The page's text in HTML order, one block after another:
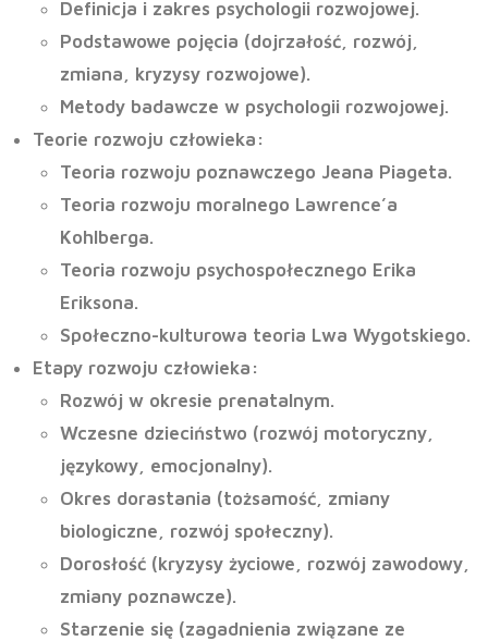
Definicja i zakres psychologii rozwojowej.
Podstawowe pojęcia (dojrzałość, rozwój,
zmiana, kryzysy rozwojowe).
Metody badawcze w psychologii rozwojowej.
Teorie rozwoju człowieka :
Teoria rozwoju poznawczego Jeana Piageta.
Teoria rozwoju moralnego Lawrence’a
Kohlberga.
Teoria rozwoju psychospołecznego Erika
Eriksona.
Społeczno-kulturowa teoria Lwa Wygotskiego.
Etapy rozwoju człowieka :
Rozwój w okresie prenatalnym.
Wczesne dzieciństwo (rozwój motoryczny,
językowy, emocjonalny).
Okres dorastania (tożsamość, zmiany
biologiczne, rozwój społeczny).
Dorosłość (kryzysy życiowe, rozwój zawodowy,
zmiany poznawcze).
Starzenie się (zagadnienia związane ze